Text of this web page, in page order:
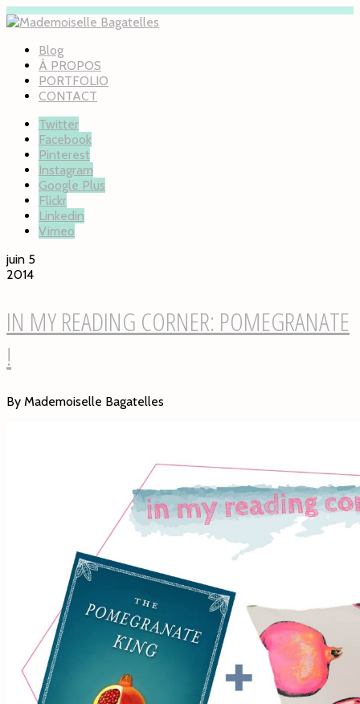
Blog
À PROPOS
PORTFOLIO
CONTACT
Twitter
Facebook
Pinterest
Instagram
Google Plus
Flickr
Linkedin
Vimeo
juin 5
2014
IN MY READING CORNER: POMEGRANATE
!
By Mademoiselle Bagatelles